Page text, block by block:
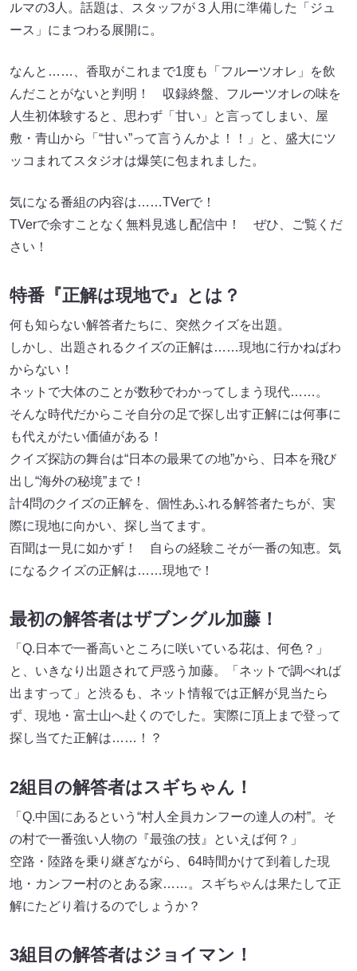
ルマの3人。話題は、スタッフが３人用に準備した「ジュ
ース」にまつわる展開に。
なんと……、香取がこれまで1度も「フルーツオレ」を飲
んだことがないと判明！ 収録終盤、フルーツオレの味を
人生初体験すると、思わず「甘い」と言ってしまい、屋
敷・青山から「“甘い”って言うんかよ！！」と、盛大にツ
ッコまれてスタジオは爆笑に包まれました。
気になる番組の内容は……TVerで！
TVerで余すことなく無料見逃し配信中！ ぜひ、ご覧くだ
さい！
特番『正解は現地で』とは？
何も知らない解答者たちに、突然クイズを出題。
しかし、出題されるクイズの正解は……現地に行かねばわ
からない！
ネットで大体のことが数秒でわかってしまう現代……。
そんな時代だからこそ自分の足で探し出す正解には何事に
も代えがたい価値がある！
クイズ探訪の舞台は“日本の最果ての地”から、日本を飛び
出し“海外の秘境”まで！
計4問のクイズの正解を、個性あふれる解答者たちが、実
際に現地に向かい、探し当てます。
百聞は一見に如かず！ 自らの経験こそが一番の知恵。気
になるクイズの正解は……現地で！
最初の解答者はザブングル加藤！
「Q.日本で一番高いところに咲いている花は、何色？」
と、いきなり出題されて戸惑う加藤。「ネットで調べれば
出ますって」と渋るも、ネット情報では正解が見当たら
ず、現地・富士山へ赴くのでした。実際に頂上まで登って
探し当てた正解は……！？
2組目の解答者はスギちゃん！
「Q.中国にあるという“村人全員カンフーの達人の村”。そ
の村で一番強い人物の『最強の技』といえば何？」
空路・陸路を乗り継ぎながら、64時間かけて到着した現
地・カンフー村のとある家……。スギちゃんは果たして正
解にたどり着けるのでしょうか？
3組目の解答者はジョイマン！